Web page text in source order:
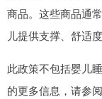
商品。这些商品通
儿提供支撑、舒适度
此政策不包括婴儿
的更多信息，请参